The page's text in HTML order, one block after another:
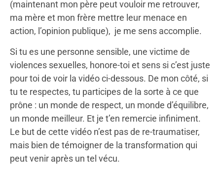
(maintenant mon père peut vouloir me retrouver,
ma mère et mon frère mettre leur menace en
action, l’opinion publique), je me sens accomplie.
Si tu es une personne sensible, une victime de
violences sexuelles, honore-toi et sens si c’est juste
pour toi de voir la vidéo ci-dessous. De mon côté, si
tu te respectes, tu participes de la sorte à ce que
prône : un monde de respect, un monde d’équilibre,
un monde meilleur. Et je t’en remercie infiniment.
Le but de cette vidéo n’est pas de re-traumatiser,
mais bien de témoigner de la transformation qui
peut venir après un tel vécu.